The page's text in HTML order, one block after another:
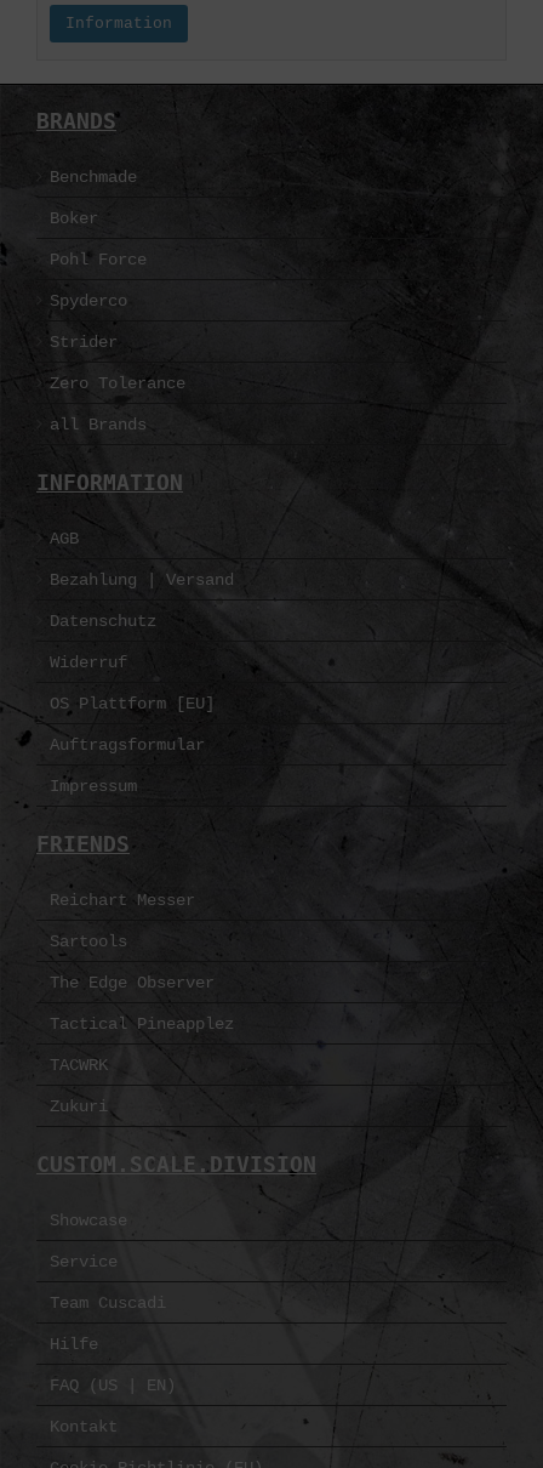
Information
BRANDS
Benchmade
Boker
Pohl Force
Spyderco
Strider
Zero Tolerance
all Brands
INFORMATION
AGB
Bezahlung | Versand
Datenschutz
Widerruf
OS Plattform [EU]
Auftragsformular
Impressum
FRIENDS
Reichart Messer
Sartools
The Edge Observer
Tactical Pineapplez
TACWRK
Zukuri
CUSTOM.SCALE.DIVISION
Showcase
Service
Team Cuscadi
Hilfe
FAQ (US | EN)
Kontakt